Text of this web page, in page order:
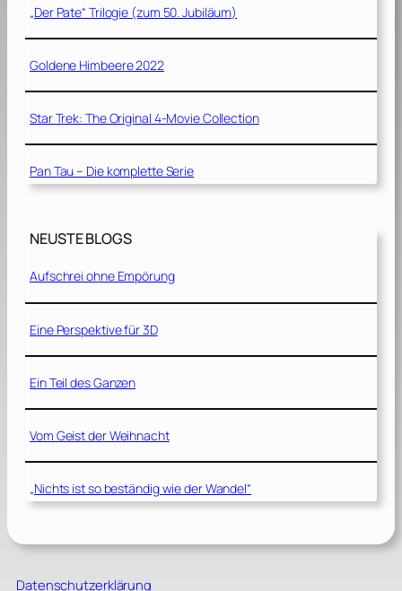
„Der Pate“ Trilogie (zum 50. Jubiläum)
Goldene Himbeere 2022
Star Trek: The Original 4-Movie Collection
Pan Tau – Die komplette Serie
NEUSTE BLOGS
Aufschrei ohne Empörung
Eine Perspektive für 3D
Ein Teil des Ganzen
Vom Geist der Weihnacht
„Nichts ist so beständig wie der Wandel“
Datenschutzerklärung